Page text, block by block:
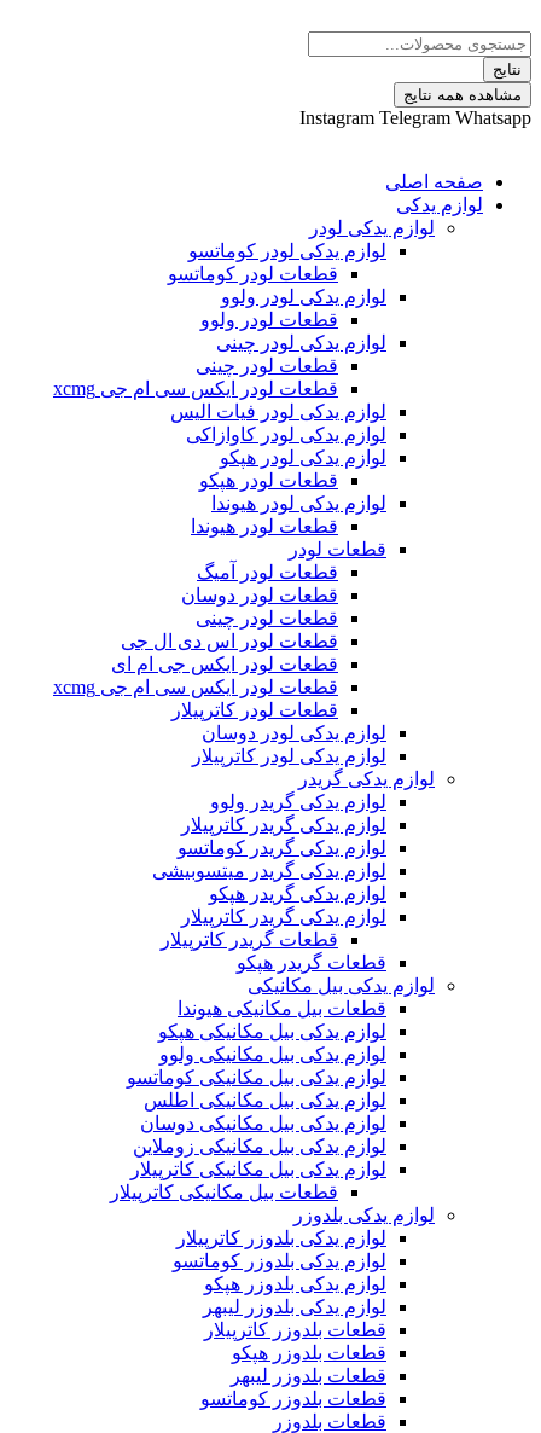
نتایج
Instagram Telegram
اصلی
یدکی
لوازم یدکی لودر
لوازم یدکی لودر کوماتسو
قطعات لودر کوماتسو
لوازم یدکی لودر ولوو
قطعات لودر ولوو
لوازم یدکی لودر چینی
قطعات لودر چینی
قطعات لودر ایکس سی ام جی xcmg
لوازم یدکی لودر فیات الیس
لوازم یدکی لودر کاوازاکی
لوازم یدکی لودر هپکو
قطعات لودر هپکو
لوازم یدکی لودر هیوندا
قطعات لودر هیوندا
قطعات لودر
قطعات لودر آمیگ
قطعات لودر دوسان
قطعات لودر چینی
قطعات لودر اس دی ال جی
قطعات لودر ایکس جی ام ای
قطعات لودر ایکس سی ام جی xcmg
قطعات لودر کاترپیلار
لوازم یدکی لودر دوسان
لوازم یدکی لودر کاترپیلار
لوازم یدکی گریدر
لوازم یدکی گریدر ولوو
لوازم یدکی گریدر کاترپیلار
لوازم یدکی گریدر کوماتسو
لوازم یدکی گریدر میتسوبیشی
لوازم یدکی گریدر هپکو
لوازم یدکی گریدر کاترپیلار
قطعات گریدر کاترپیلار
قطعات گریدر هپکو
لوازم یدکی بیل مکانیکی
قطعات بیل مکانیکی هیوندا
لوازم یدکی بیل مکانیکی هپکو
لوازم یدکی بیل مکانیکی ولوو
لوازم یدکی بیل مکانیکی کوماتسو
لوازم یدکی بیل مکانیکی اطلس
لوازم یدکی بیل مکانیکی دوسان
لوازم یدکی بیل مکانیکی زوملاین
لوازم یدکی بیل مکانیکی کاترپیلار
قطعات بیل مکانیکی کاترپیلار
لوازم یدکی بلدوزر
لوازم یدکی بلدوزر کاترپیلار
لوازم یدکی بلدوزر کوماتسو
لوازم یدکی بلدوزر هپکو
لوازم یدکی بلدوزر لیبهر
قطعات بلدوزر کاترپیلار
قطعات بلدوزر هپکو
قطعات بلدوزر لیبهر
قطعات بلدوزر کوماتسو
قطعات بلدوزر